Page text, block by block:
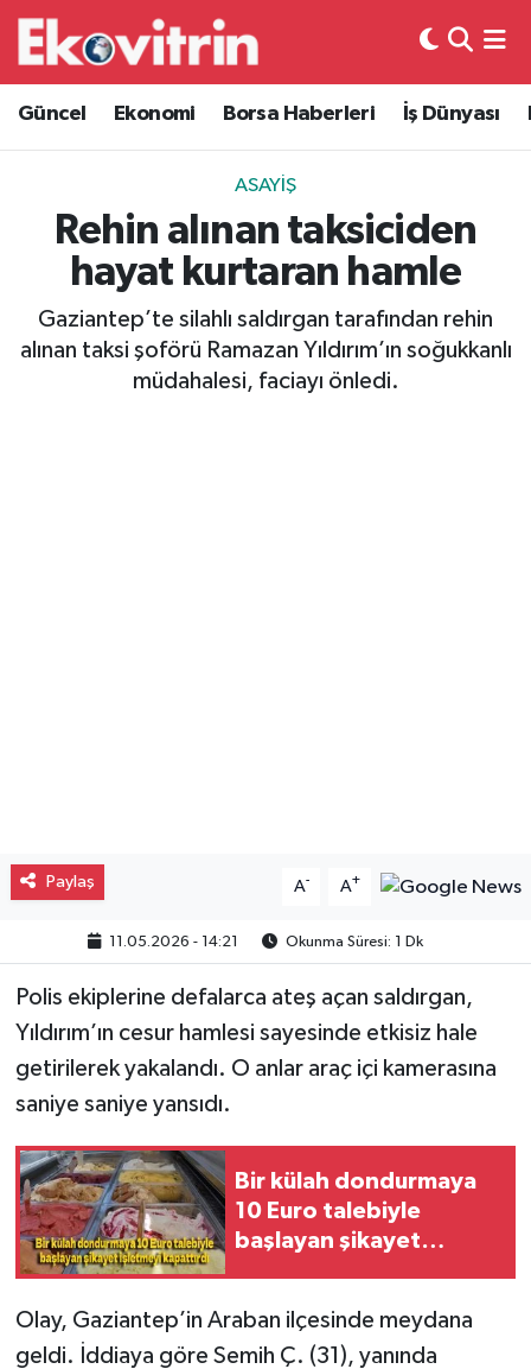
Güncel Ekonomi Borsa Haberleri İş Dünyası
ASAYIŞ
Rehin alınan taksiciden
hayat kurtaran hamle
Gaziantep’te silahlı saldırgan tarafından rehin
alınan taksi şoförü Ramazan Yıldırım’ın soğukkanlı
müdahalesi, faciayı önledi.
Paylaş A- A+
11.05.2026 - 14:21 Okunma Süresi: 1 Dk
Polis ekiplerine defalarca ateş açan saldırgan,
Yıldırım’ın cesur hamlesi sayesinde etkisiz hale
getirilerek yakalandı. O anlar araç içi kamerasına
saniye saniye yansıdı.
Bir külah dondurmaya
10 Euro talebiyle
başlayan şikayet
Olay, Gaziantep’in Araban ilçesinde meydana
geldi. İddiaya göre Semih Ç. (31), yanında
Güncel
Ekonomi
Borsa Haberleri
İş Dünyası
Lojistik
Otovitrin
Hava Durumu
Trafik Durumu
Süper Lig Puan Durumu ve Fikstür
Tüm Manşetler
Son Dakika Haberleri
Haber Arşivi